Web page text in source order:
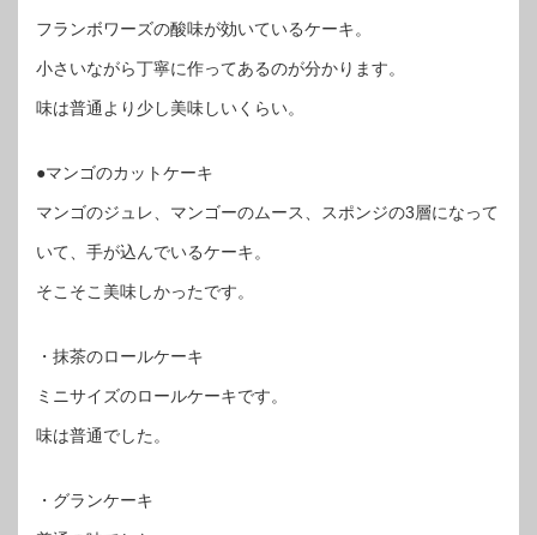
フランボワーズの酸味が効いているケーキ。
小さいながら丁寧に作ってあるのが分かります。
味は普通より少し美味しいくらい。
●マンゴのカットケーキ
マンゴのジュレ、マンゴーのムース、スポンジの3層になって
いて、手が込んでいるケーキ。
そこそこ美味しかったです。
・抹茶のロールケーキ
ミニサイズのロールケーキです。
味は普通でした。
・グランケーキ